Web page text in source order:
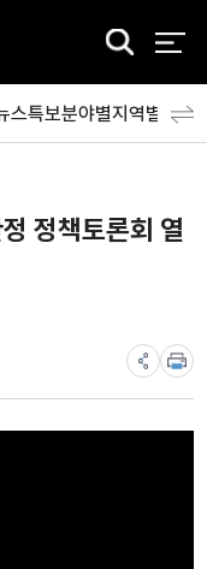
검
스특보분야별지역별 뉴스
정책토론회 열